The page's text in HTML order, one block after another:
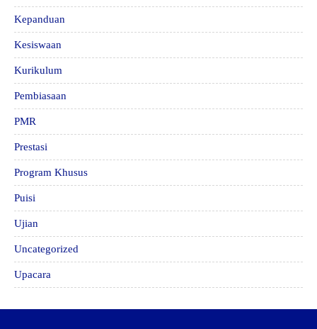
Kepanduan
Kesiswaan
Kurikulum
Pembiasaan
PMR
Prestasi
Program Khusus
Puisi
Ujian
Uncategorized
Upacara